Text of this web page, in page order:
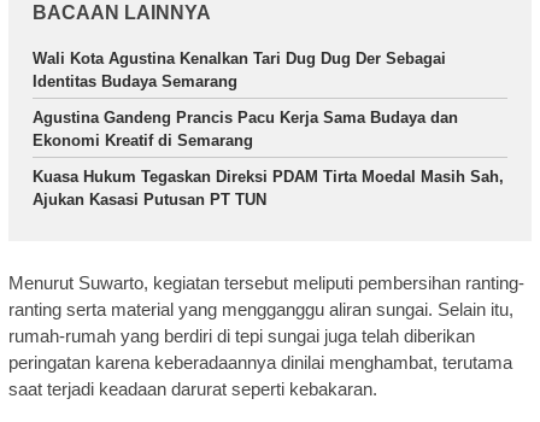
BACAAN LAINNYA
Wali Kota Agustina Kenalkan Tari Dug Dug Der Sebagai
Identitas Budaya Semarang
Agustina Gandeng Prancis Pacu Kerja Sama Budaya dan
Ekonomi Kreatif di Semarang
Kuasa Hukum Tegaskan Direksi PDAM Tirta Moedal Masih Sah,
Ajukan Kasasi Putusan PT TUN
Menurut Suwarto, kegiatan tersebut meliputi pembersihan ranting-
ranting serta material yang mengganggu aliran sungai. Selain itu,
rumah-rumah yang berdiri di tepi sungai juga telah diberikan
peringatan karena keberadaannya dinilai menghambat, terutama
saat terjadi keadaan darurat seperti kebakaran.